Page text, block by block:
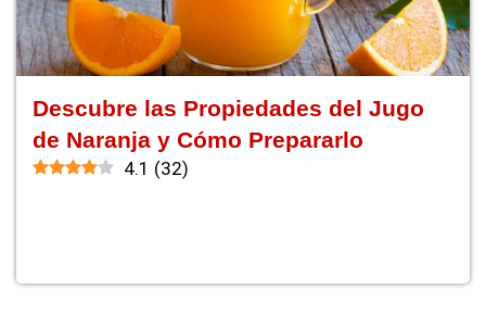
Descubre las Propiedades del Jugo
de Naranja y Cómo Prepararlo
4.1 (32)